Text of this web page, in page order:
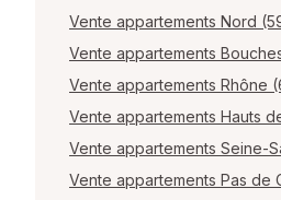
Vente appartements Nord
Vente appartements
Vente appartements Rhône
Vente appartements Hauts
Vente appartements Seine-
Vente appartements Pas de